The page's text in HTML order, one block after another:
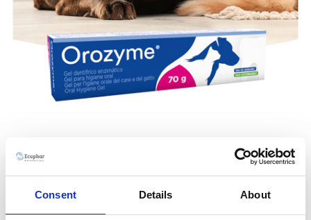
Consent Details About
Orozyme®
Gel per la salute del cavo orale. Tubo da 70 gr con
applicatore a imbuto e spazzolino da dito.